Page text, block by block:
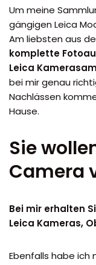
Um meine
gängigen Leica
Am liebsten aus
komplette
Leica
bei mir genau
Nachlässen
Hause.
Sie
Camera
Bei mir erhalten
Leica Kameras,
Ebenfalls habe ich